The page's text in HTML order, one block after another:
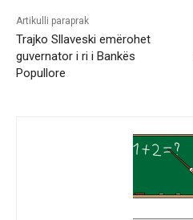
Artikulli paraprak
Trajko Sllaveski emërohet
guvernator i ri i Bankës
Popullore